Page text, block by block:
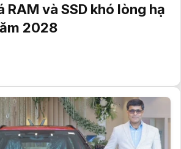
RAM và SSD khó lòng hạ
2028